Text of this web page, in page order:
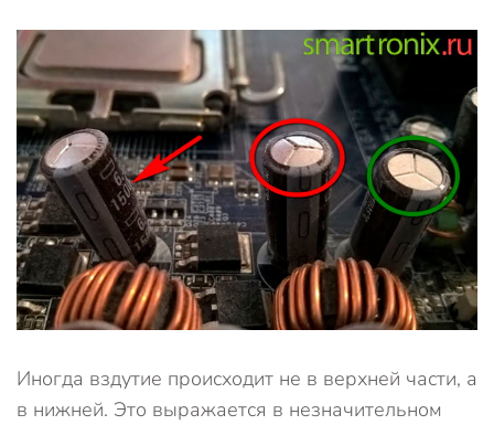
Иногда вздутие происходит не в верхней части, а
в нижней. Это выражается в незначительном